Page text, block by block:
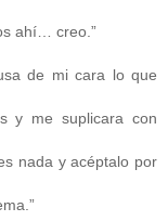
ahí… creo.”
de mi cara lo que
y me suplicara con
nada y acéptalo por